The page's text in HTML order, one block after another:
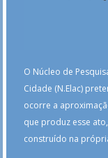
O Núcleo de
Cidade (N.Elac)
ocorre a
que produz esse
construído na